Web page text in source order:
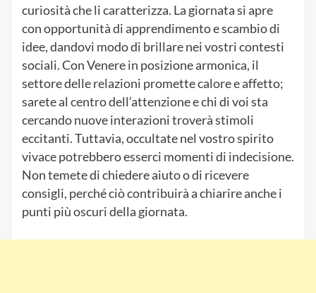
curiosità che li caratterizza. La giornata si apre
con opportunità di apprendimento e scambio di
idee, dandovi modo di brillare nei vostri contesti
sociali. Con Venere in posizione armonica, il
settore delle relazioni promette calore e affetto;
sarete al centro dell’attenzione e chi di voi sta
cercando nuove interazioni troverà stimoli
eccitanti. Tuttavia, occultate nel vostro spirito
vivace potrebbero esserci momenti di indecisione.
Non temete di chiedere aiuto o di ricevere
consigli, perché ciò contribuirà a chiarire anche i
punti più oscuri della giornata.